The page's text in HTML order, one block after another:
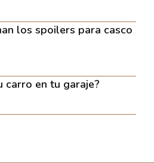
los spoilers para casco
carro en tu garaje?